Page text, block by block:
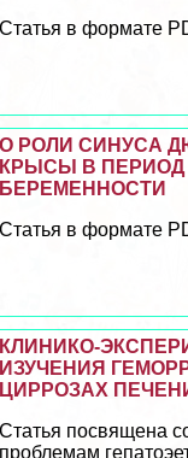
Статья в формате
О РОЛИ СИНУСА
КРЫСЫ В ПЕРИОД
БЕРЕМЕННОСТИ
Статья в формате
КЛИНИКО-
ИЗУЧЕНИЯ
ЦИРРОЗАХ
Статья посвящена
проблемам